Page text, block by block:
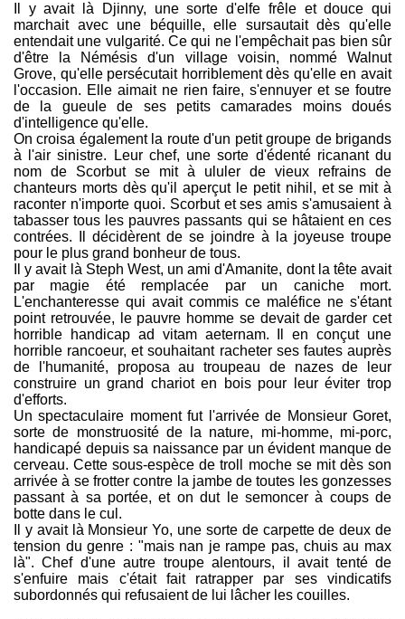
Il y avait là Djinny, une sorte d'elfe frêle et douce qui
marchait avec une béquille, elle sursautait dès qu'elle
entendait une vulgarité. Ce qui ne l'empêchait pas bien sûr
d'être la Némésis d'un village voisin, nommé Walnut
Grove, qu'elle persécutait horriblement dès qu'elle en avait
l'occasion. Elle aimait ne rien faire, s'ennuyer et se foutre
de la gueule de ses petits camarades moins doués
d'intelligence qu'elle.
On croisa également la route d'un petit groupe de brigands
à l'air sinistre. Leur chef, une sorte d'édenté ricanant du
nom de Scorbut se mit à ululer de vieux refrains de
chanteurs morts dès qu'il aperçut le petit nihil, et se mit à
raconter n'importe quoi. Scorbut et ses amis s'amusaient à
tabasser tous les pauvres passants qui se hâtaient en ces
contrées. Il décidèrent de se joindre à la joyeuse troupe
pour le plus grand bonheur de tous.
Il y avait là Steph West, un ami d'Amanite, dont la tête avait
par magie été remplacée par un caniche mort.
L'enchanteresse qui avait commis ce maléfice ne s'étant
point retrouvée, le pauvre homme se devait de garder cet
horrible handicap ad vitam aeternam. Il en conçut une
horrible rancoeur, et souhaitant racheter ses fautes auprès
de l'humanité, proposa au troupeau de nazes de leur
construire un grand chariot en bois pour leur éviter trop
d'efforts.
Un spectaculaire moment fut l'arrivée de Monsieur Goret,
sorte de monstruosité de la nature, mi-homme, mi-porc,
handicapé depuis sa naissance par un évident manque de
cerveau. Cette sous-espèce de troll moche se mit dès son
arrivée à se frotter contre la jambe de toutes les gonzesses
passant à sa portée, et on dut le semoncer à coups de
botte dans le cul.
Il y avait là Monsieur Yo, une sorte de carpette de deux de
tension du genre : "mais nan je rampe pas, chuis au max
là". Chef d'une autre troupe alentours, il avait tenté de
s'enfuire mais c'était fait ratrapper par ses vindicatifs
subordonnés qui refusaient de lui lâcher les couilles.